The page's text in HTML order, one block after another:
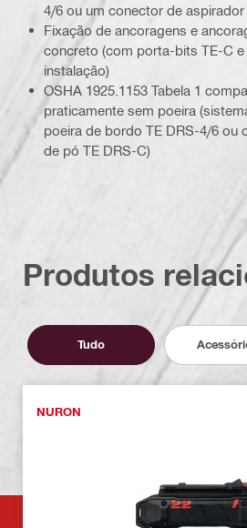
4/6 ou um conector de
Fixação de ancoragens e
concreto (com porta-bits TE-C e
instalação)
OSHA 1925.1153 Tabela 1
praticamente sem poeira
poeira de bordo TE DRS-4/6 ou
de pó TE DRS-C)
Produtos
Tudo
NURON